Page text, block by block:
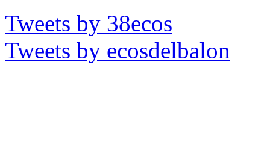
Tweets by 38ecos
Tweets by ecosdelbalon